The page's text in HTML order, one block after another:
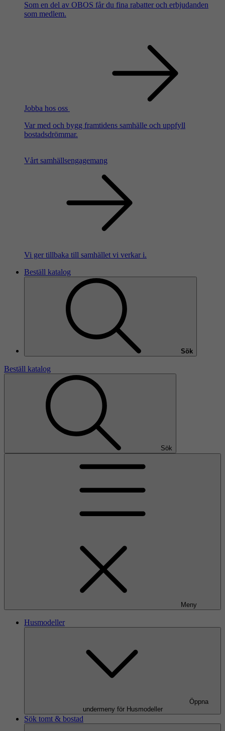
Som en del av OBOS får du fina rabatter och erbjudanden
som medlem.
Jobba hos oss
Var med och bygg framtidens samhälle och uppfyll
bostadsdrömmar.
Vårt samhällsengagemang
Vi ger tillbaka till samhället vi verkar i.
Beställ katalog
Sök
Beställ katalog
Sök
Meny
Husmodeller
Öppna
undermeny för Husmodeller
Sök tomt & bostad